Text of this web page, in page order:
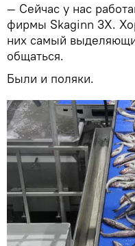
— Сейчас у нас
фирмы Skaginn 3X.
них самый
общаться.
Были и поляки.